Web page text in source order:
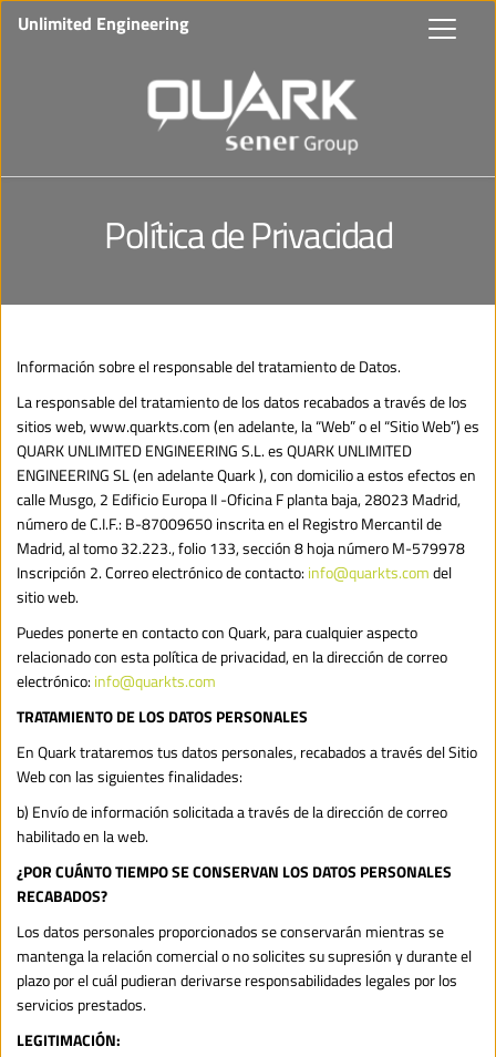
Unlimited Engineering
Política de Privacidad
Información sobre el responsable del tratamiento de Datos.
La responsable del tratamiento de los datos recabados a través de los
sitios web, www.quarkts.com (en adelante, la “Web” o el “Sitio Web”) es
QUARK UNLIMITED ENGINEERING S.L. es QUARK UNLIMITED
ENGINEERING SL (en adelante Quark ), con domicilio a estos efectos en
calle Musgo, 2 Edificio Europa II -Oficina F planta baja, 28023 Madrid,
número de C.I.F.: B-87009650 inscrita en el Registro Mercantil de
Madrid, al tomo 32.223., folio 133, sección 8 hoja número M-579978
Inscripción 2. Correo electrónico de contacto: info@quarkts.com del
sitio web.
Puedes ponerte en contacto con Quark, para cualquier aspecto
relacionado con esta política de privacidad, en la dirección de correo
electrónico: info@quarkts.com
TRATAMIENTO DE LOS DATOS PERSONALES
En Quark trataremos tus datos personales, recabados a través del Sitio
Web con las siguientes finalidades:
b) Envío de información solicitada a través de la dirección de correo
habilitado en la web.
¿POR CUÁNTO TIEMPO SE CONSERVAN LOS DATOS PERSONALES
RECABADOS?
Los datos personales proporcionados se conservarán mientras se
mantenga la relación comercial o no solicites su supresión y durante el
plazo por el cuál pudieran derivarse responsabilidades legales por los
servicios prestados.
LEGITIMACIÓN: